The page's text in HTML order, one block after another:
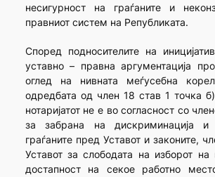
несигурност на граѓаните и
правниот систем на Републиката.
Според подносителите на
уставно – правна аргументација
оглед на нивната меѓусебна
одредбата од член 18 став 1 точка
нотаријатот не е во согласност со
за забрана на дискриминација и
граѓаните пред Уставот и законите,
Уставот за слободата на изборот
достапност на секое работно